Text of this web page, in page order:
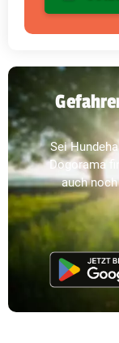
Sei
Dogorama
auch